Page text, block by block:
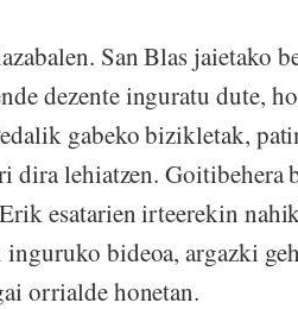
San Blas jaietako
dezente inguratu dute,
gabeko bizikletak,
lehiatzen. Goitibehera
esatarien irteerekin
bideoa, argazki
orrialde honetan.